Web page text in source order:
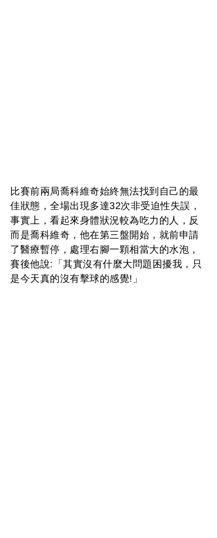
比賽前兩局喬科維奇始終無法找到自己的最
佳狀態，全場出現多達32次非受迫性失誤，
事實上，看起來身體狀況較為吃力的人，反
而是喬科維奇，他在第三盤開始，就前申請
了醫療暫停，處理右腳一顆相當大的水泡，
賽後他說:「其實沒有什麼大問題困擾我，只
是今天真的沒有擊球的感覺!」